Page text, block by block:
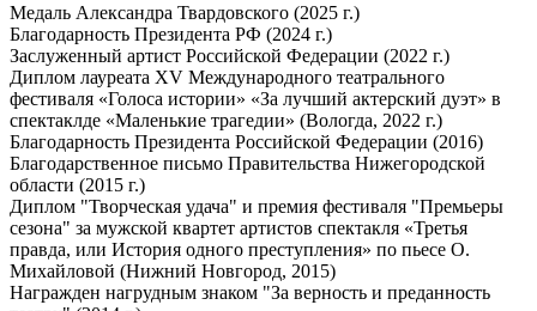
Медаль Александра Твардовского (2025 г.)
Благодарность Президента РФ (2024 г.)
Заслуженный артист Российской Федерации (2022 г.)
Диплом лауреата XV Международного театрального
фестиваля «Голоса истории» «За лучший актерский дуэт» в
спектаклде «Маленькие трагедии» (Вологда, 2022 г.)
Благодарность Президента Российской Федерации (2016)
Благодарственное письмо Правительства Нижегородской
области (2015 г.)
Диплом "Творческая удача" и премия фестиваля "Премьеры
сезона" за мужской квартет артистов спектакля «Третья
правда, или История одного преступления» по пьесе О.
Михайловой (Нижний Новгород, 2015)
Награжден нагрудным знаком "За верность и преданность